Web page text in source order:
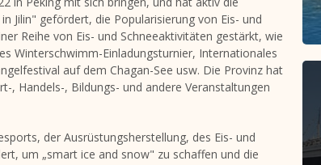
Jilin" gefördert, die Popularisierung von Eis- und
Reihe von Eis- und Schneeaktivitäten gestärkt, wie
Winterschwimm-Einladungsturnier, Internationales
auf dem Chagan-See usw. Die Provinz hat
, Handels-, Bildungs- und andere Veranstaltungen
der Ausrüstungsherstellung, des Eis- und
um „smart ice and snow" zu schaffen und die